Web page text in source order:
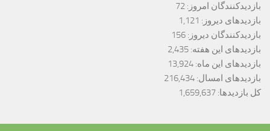
بازدیدکنندگان امروز: 72
بازدیدهای دیروز: 1,121
بازدیدکنندگان دیروز: 156
بازدیدهای این هفته: 2,435
بازدیدهای این ماه: 13,924
بازدیدهای امسال: 216,434
کل بازدیدها: 1,659,637